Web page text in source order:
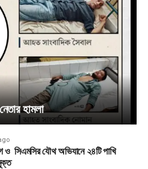
হামলা
ও সিএমসির যৌথ অভিযানে ২৪টি পাখি